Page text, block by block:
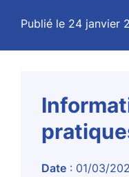
Publié le 24 janvier
Date : 01/03/